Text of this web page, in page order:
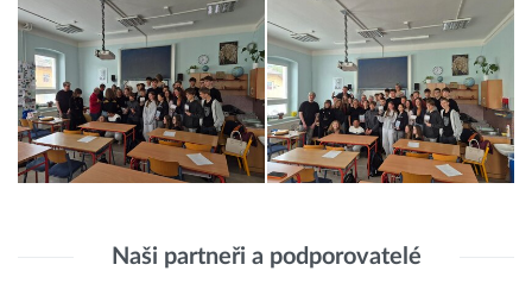
Naši partneři a podporovatelé